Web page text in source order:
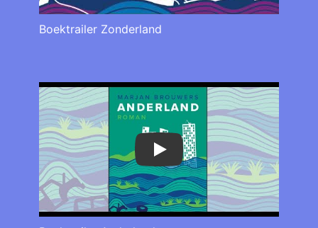
Boektrailer Zonderland
Play